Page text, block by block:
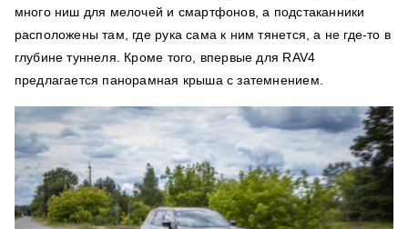
много ниш для мелочей и смартфонов, а подстаканники
расположены там, где рука сама к ним тянется, а не где-то в
глубине туннеля. Кроме того, впервые для RAV4
предлагается панорамная крыша с затемнением.